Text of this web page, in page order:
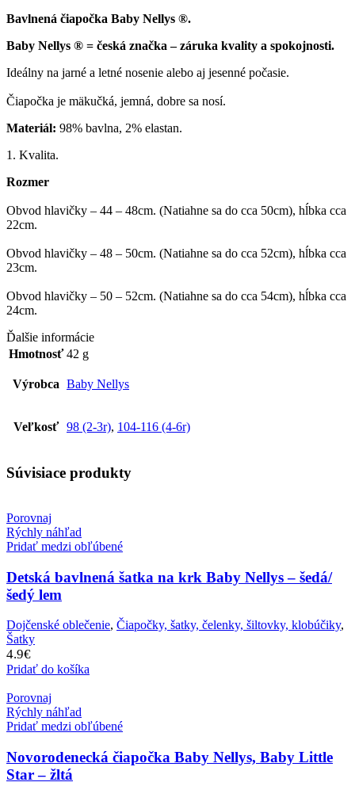
Bavlnená čiapočka Baby Nellys ®.
Baby Nellys ® = česká značka – záruka kvality a spokojnosti.
Ideálny na jarné a letné nosenie alebo aj jesenné počasie.
Čiapočka je mäkučká, jemná, dobre sa nosí.
Materiál: 98% bavlna, 2% elastan.
1. Kvalita.
Rozmer
Obvod hlavičky – 44 – 48cm. (Natiahne sa do cca 50cm), hĺbka cca
22cm.
Obvod hlavičky – 48 – 50cm. (Natiahne sa do cca 52cm), hĺbka cca
23cm.
Obvod hlavičky – 50 – 52cm. (Natiahne sa do cca 54cm), hĺbka cca
24cm.
Ďalšie informácie
Hmotnosť 42 g
Výrobca Baby Nellys
Veľkosť 98 (2-3r), 104-116 (4-6r)
Súvisiace produkty
Porovnaj
Rýchly náhľad
Pridať medzi obľúbené
Detská bavlnená šatka na krk Baby Nellys – šedá/
šedý lem
Dojčenské oblečenie, Čiapočky, šatky, čelenky, šiltovky, klobúčiky,
Šatky
4.9€
Pridať do košíka
Porovnaj
Rýchly náhľad
Pridať medzi obľúbené
Novorodenecká čiapočka Baby Nellys, Baby Little
Star – žltá